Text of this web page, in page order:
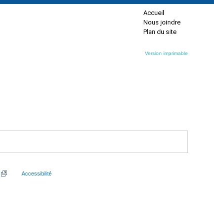
Accueil
Nous joindre
Plan du site
Version imprimable
Accessibilité